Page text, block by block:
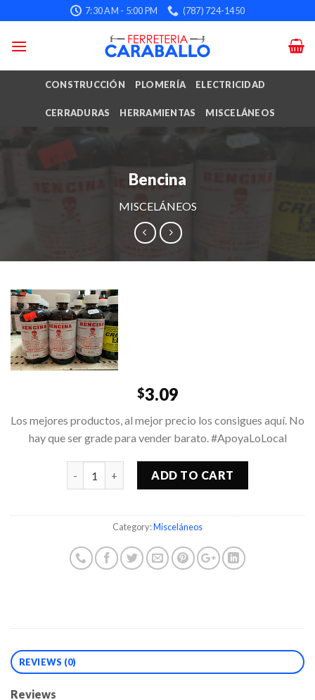
to
content
7:30 AM - 5:00 PM (787) 724-1450
CONSTRUCCIÓN PLOMERÍA ELECTRICIDAD
CERRADURAS HERRAMIENTAS MISCELÁNEOS
Bencina
MISCELÁNEOS
$3.09
Los mejores productos, al mejor precio los consigues aquí. No
hay que ser grade para vender barato. #ApoyaLoLocal
ADD TO CART
Category:Misceláneos
REVIEWS (0)
Reviews